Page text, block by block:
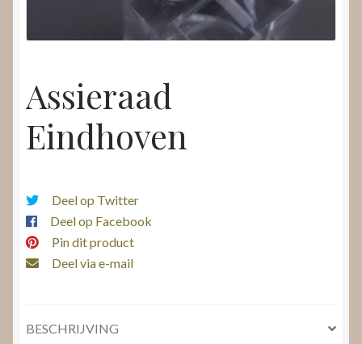
Assieraad
Eindhoven
Deel op Twitter
Deel op Facebook
Pin dit product
Deel via e-mail
BESCHRIJVING